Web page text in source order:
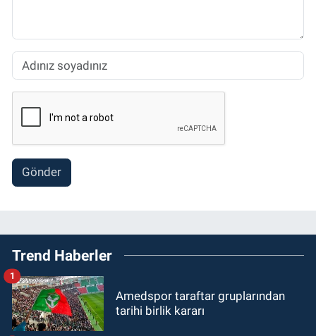
Gönder
Trend Haberler
Amedspor taraftar gruplarından
tarihi birlik kararı
1